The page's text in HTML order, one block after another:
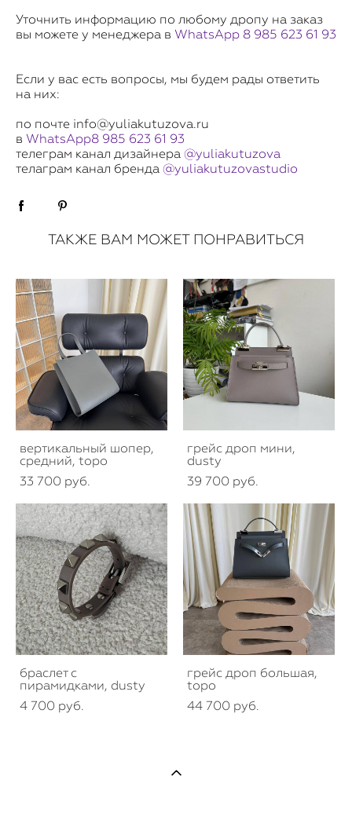
Уточнить информацию по любому дропу на заказ
вы можете у менеджера в WhatsApp 8 985 623 61 93
Если у вас есть вопросы, мы будем рады ответить
на них:
по почте info@yuliakutuzova.ru
в WhatsApp8 985 623 61 93
телеграм канал дизайнера @yuliakutuzova
телаграм канал бренда @yuliakutuzovastudio
ТАКЖЕ ВАМ МОЖЕТ ПОНРАВИТЬСЯ
вертикальный шопер,
средний, topo
33 700 pуб.
грейс дроп мини,
dusty
39 700 pуб.
браслет с
пирамидками, dusty
4 700 pуб.
грейс дроп большая,
topo
44 700 pуб.